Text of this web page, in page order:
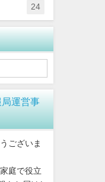
24
運営事
ございま
庭で役立